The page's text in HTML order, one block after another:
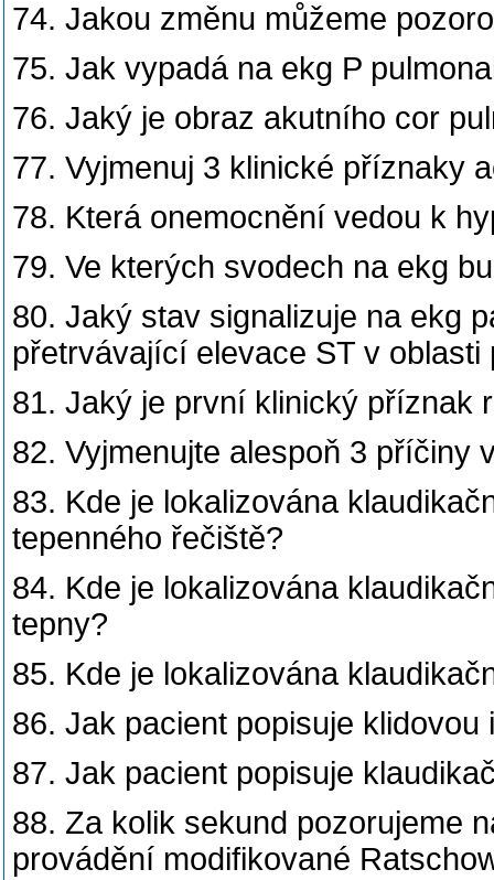
74. Jakou změnu můžeme
75. Jak vypadá na ekg P
76. Jaký je obraz akutního cor
77. Vyjmenuj 3 klinické příznaky
78. Která onemocnění vedou k
79. Ve kterých svodech na ekg
80. Jaký stav signalizuje na ekg
přetrvávající elevace ST v oblasti
81. Jaký je první klinický příznak
82. Vyjmenujte alespoň 3 příčiny
83. Kde je lokalizována
tepenného řečiště?
84. Kde je lokalizována
tepny?
85. Kde je lokalizována
86. Jak pacient popisuje
87. Jak pacient popisuje
88. Za kolik sekund pozorujeme
provádění modifikované